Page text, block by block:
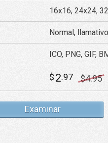
16x16, 24x24,
Normal,
ICO, PNG, GIF,
$2.97 $4.95
Examinar